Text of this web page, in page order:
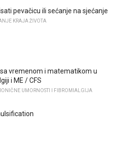
pevačicu ili sećanje na sjećanje
KRAJA ŽIVOTA
vremenom i matematikom u
i ME / CFS
UMORNOSTI I FIBROMIALGIJA